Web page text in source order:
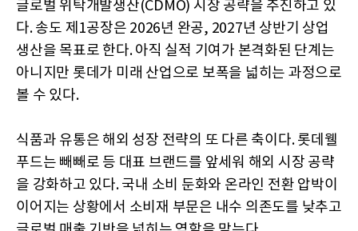
글로벌 위탁개발생산(CDMO) 시장 공략을 추진하고 있
다. 송도 제1공장은 2026년 완공, 2027년 상반기 상업
생산을 목표로 한다. 아직 실적 기여가 본격화된 단계는
아니지만 롯데가 미래 산업으로 보폭을 넓히는 과정으로
볼 수 있다.
식품과 유통은 해외 성장 전략의 또 다른 축이다. 롯데웰
푸드는 빼빼로 등 대표 브랜드를 앞세워 해외 시장 공략
을 강화하고 있다. 국내 소비 둔화와 온라인 전환 압박이
이어지는 상황에서 소비재 부문은 내수 의존도를 낮추고